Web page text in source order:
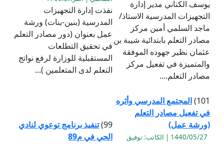
يوسف الكناني مدير إدارة
التجهيزات المدرسية الاستاذ/
ماجد السلمي أمين مركز
مصادر التعلم بابتدائية شيبة بن
عثمان نظير جهوده الموفقة
والمتميزة في تفعيل مركز
مصادر التعلم....
نفذت إدارة التجهيزات
المدرسية (بنين-بنات) ورشة
عمل بعنوان (دور مصادر التعلم
في تحقيق التطلعات
المستقبلية للوزارة لرفع نواتج
التعلم لدى المتعلمين )...
101) المجتمع المدرسي وأثره
في تفعيل مصادر التعلم
(ورشة عمل)
1440/05/27 | الكاتب: توفيق
99) تنفيذ برنامج توعوي لنادي
الحي في م89